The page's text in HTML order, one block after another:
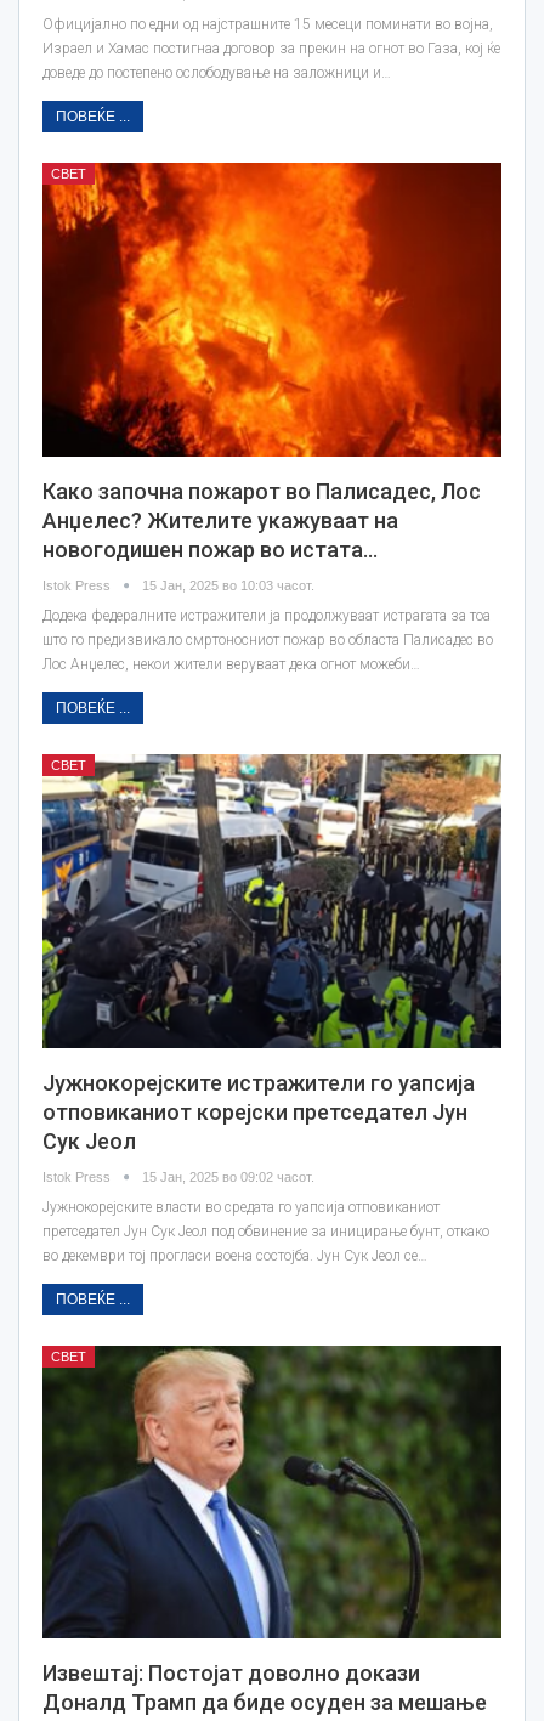
Официјално по едни од најстрашните 15 месеци поминати во војна,
Израел и Хамас постигнаa договор за прекин на огнот во Газа, кој ќе
доведе до постепено ослободување на заложници и…
ПОВЕЌЕ ...
СВЕТ
Како започна пожарот во Палисадес, Лос
Анџелес? Жителите укажуваат на
новогодишен пожар во истата…
Istok Press 15 Јан, 2025 во 10:03 часот.
Додека федералните истражители ја продолжуваат истрагата за тоа
што го предизвикало смртоносниот пожар во областа Палисадес во
Лос Анџелес, некои жители веруваат дека огнот можеби…
ПОВЕЌЕ ...
СВЕТ
Јужнокорејските истражители го уапсија
отповиканиот корејски претседател Јун
Сук Јеол
Istok Press 15 Јан, 2025 во 09:02 часот.
Јужнокорејските власти во средата го уапсија отповиканиот
претседател Јун Сук Јеол под обвинение за иницирање бунт, откако
во декември тој прогласи воена состојба. Јун Сук Јеол се…
ПОВЕЌЕ ...
СВЕТ
Извештај: Постојат доволно докази
Доналд Трамп да биде осуден за мешање